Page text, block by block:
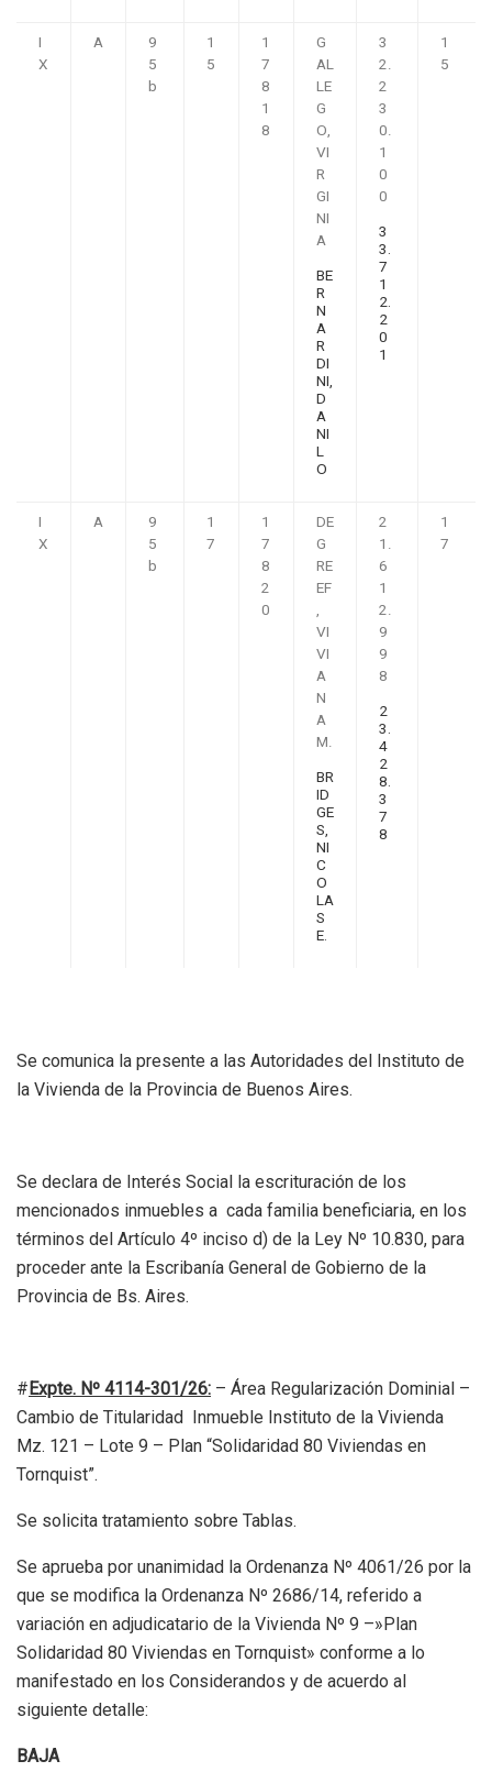
I
X
A
9
5
b
1
5
1
7
8
1
8
G
AL
LE
G
O,
VI
R
GI
NI
A
BE
R
N
A
R
DI
NI,
D
A
NI
L
O
3
2.
2
3
0.
1
0
0
3
3.
7
1
2.
2
0
1
1
5
I
X
A
9
5
b
1
7
1
7
8
2
0
DE
G
RE
EF
,
VI
VI
A
N
A
M.
BR
ID
GE
S,
NI
C
O
LA
S
E.
2
1.
6
1
2.
9
9
8
2
3.
4
2
8.
3
7
8
1
7
Se comunica la presente a las Autoridades del Instituto de
la Vivienda de la Provincia de Buenos Aires.
Se declara de Interés Social la escrituración de los
mencionados inmuebles a cada familia beneficiaria, en los
términos del Artículo 4º inciso d) de la Ley Nº 10.830, para
proceder ante la Escribanía General de Gobierno de la
Provincia de Bs. Aires.
#Expte. Nº 4114-301/26: – Área Regularización Dominial –
Cambio de Titularidad Inmueble Instituto de la Vivienda
Mz. 121 – Lote 9 – Plan “Solidaridad 80 Viviendas en
Tornquist”.
Se solicita tratamiento sobre Tablas.
Se aprueba por unanimidad la Ordenanza Nº 4061/26 por la
que se modifica la Ordenanza Nº 2686/14, referido a
variación en adjudicatario de la Vivienda Nº 9 –»Plan
Solidaridad 80 Viviendas en Tornquist» conforme a lo
manifestado en los Considerandos y de acuerdo al
siguiente detalle:
BAJA